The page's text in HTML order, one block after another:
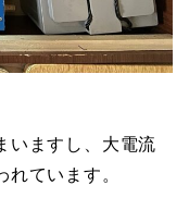
いますし、大電流
ています。